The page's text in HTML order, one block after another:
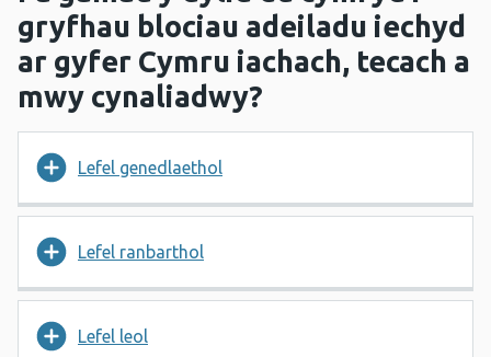
gryfhau blociau adeiladu iechyd
ar gyfer Cymru iachach, tecach a
mwy cynaliadwy?
Lefel genedlaethol
Lefel ranbarthol
Lefel leol